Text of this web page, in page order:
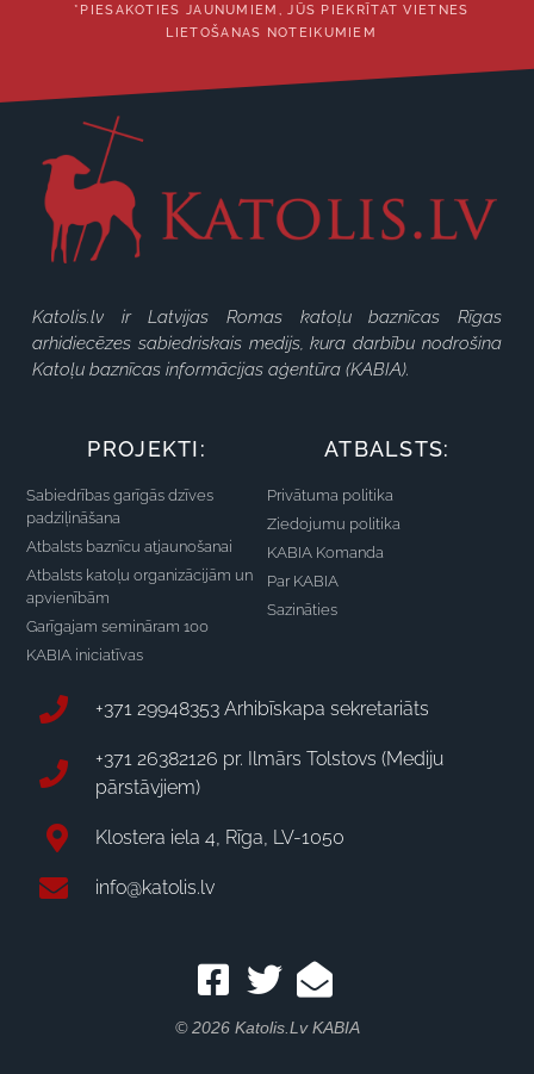
*PIESAKOTIES JAUNUMIEM, JŪS PIEKRĪTAT VIETNES
LIETOŠANAS NOTEIKUMIEM
Katolis.lv ir Latvijas Romas katoļu baznīcas Rīgas
arhidiecēzes sabiedriskais medijs, kura darbību nodrošina
Katoļu baznīcas informācijas aģentūra (KABIA).
PROJEKTI:
Sabiedrības garīgās dzīves
padziļināšana
Atbalsts baznīcu atjaunošanai
Atbalsts katoļu organizācijām un
apvienībām
Garīgajam semināram 100
KABIA iniciatīvas
ATBALSTS:
Privātuma politika
Ziedojumu politika
KABIA Komanda
Par KABIA
Sazināties
+371 29948353 Arhibīskapa sekretariāts
+371 26382126 pr. Ilmārs Tolstovs (Mediju
pārstāvjiem)
Klostera iela 4, Rīga, LV-1050
info@katolis.lv
© 2026 Katolis.lv KABIA